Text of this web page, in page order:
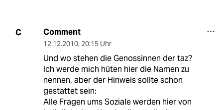
C Comment
12.12.2010, 20:15 Uhr
Und wo stehen die Genossinnen der taz?
Ich werde mich hüten hier die Namen zu
nennen, aber der Hinweis sollte schon
gestattet sein:
Alle Fragen ums Soziale werden hier von